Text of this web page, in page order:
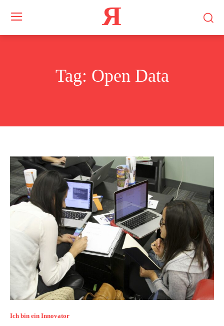
Я
Tag: Open Data
Ich bin ein Innovator